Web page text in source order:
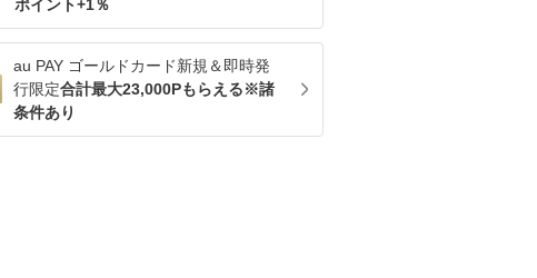
ポイント+1％
au PAY ゴールドカード新規＆即時発
行限定合計最大23,000Pもらえる※諸
条件あり